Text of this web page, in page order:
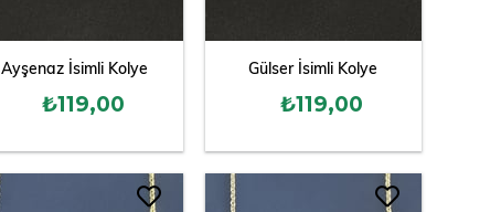
Ayşenaz İsimli Kolye
₺119,00
Gülser İsimli Kolye
₺119,00